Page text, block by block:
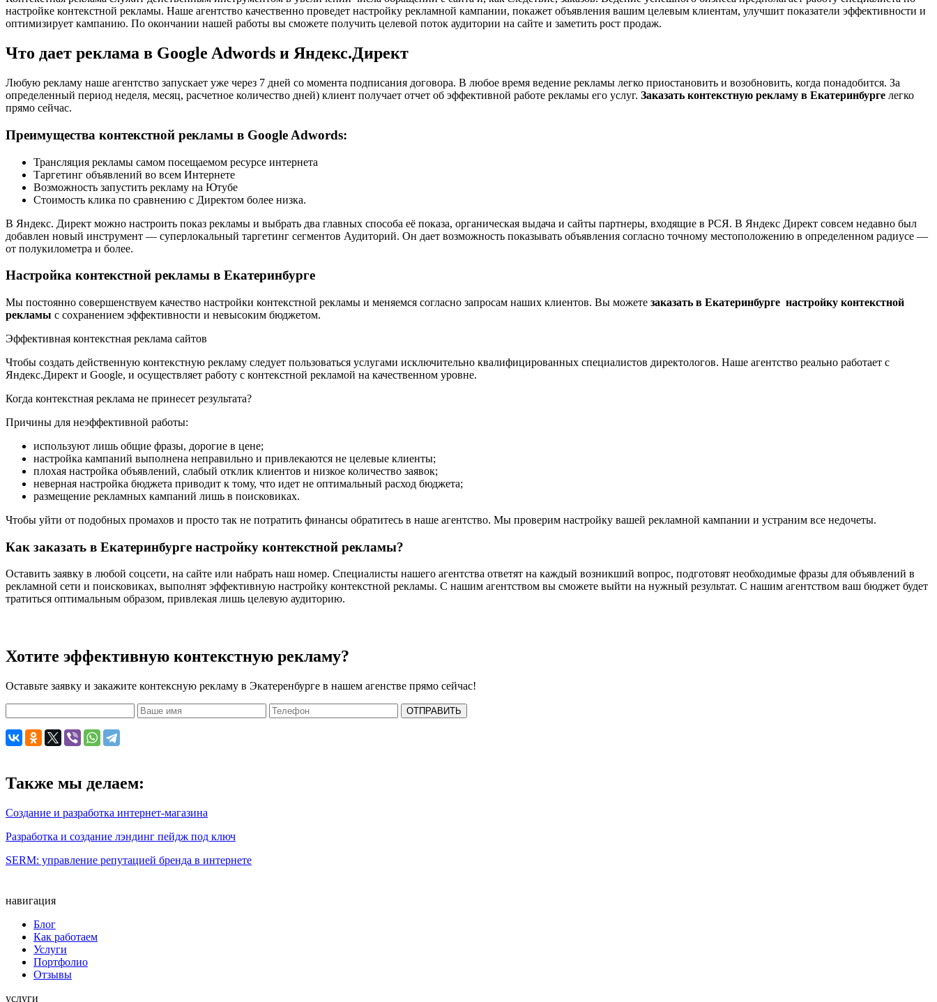
настройке контекстной рекламы. Наше агентство качественно проведет настройку рекламной кампании, покажет объявления вашим целевым клиентам, улучшит показатели эффективности и
оптимизирует кампанию. По окончании нашей работы вы сможете получить целевой поток аудитории на сайте и заметить рост продаж.
Что дает реклама в Google Adwords и Яндекс.Директ
Любую рекламу наше агентство запускает уже через 7 дней со момента подписания договора. В любое время ведение рекламы легко приостановить и возобновить, когда понадобится. За
определенный период неделя, месяц, расчетное количество дней) клиент получает отчет об эффективной работе рекламы его услуг. Заказать контекстную рекламу в Екатеринбурге легко
прямо сейчас.
Преимущества контекстной рекламы в Google Adwords:
Трансляция рекламы самом посещаемом ресурсе интернета
Таргетинг объявлений во всем Интернете
Возможность запустить рекламу на Ютубе
Стоимость клика по сравнению с Директом более низка.
В Яндекс. Директ можно настроить показ рекламы и выбрать два главных способа её показа, органическая выдача и сайты партнеры, входящие в РСЯ. В Яндекс Директ совсем недавно был
добавлен новый инструмент — суперлокальный таргетинг сегментов Аудиторий. Он дает возможность показывать объявления согласно точному местоположению в определенном радиусе —
от полукилометра и более.
Настройка контекстной рекламы в Екатеринбурге
Мы постоянно совершенствуем качество настройки контекстной рекламы и меняемся согласно запросам наших клиентов. Вы можете заказать в Екатеринбурге настройку контекстной
рекламы с сохранением эффективности и невысоким бюджетом.
Эффективная контекстная реклама сайтов
Чтобы создать действенную контекстную рекламу следует пользоваться услугами исключительно квалифицированных специалистов директологов. Наше агентство реально работает с
Яндекс.Директ и Google, и осуществляет работу с контекстной рекламой на качественном уровне.
Когда контекстная реклама не принесет результата?
Причины для неэффективной работы:
используют лишь общие фразы, дорогие в цене;
настройка кампаний выполнена неправильно и привлекаются не целевые клиенты;
плохая настройка объявлений, слабый отклик клиентов и низкое количество заявок;
неверная настройка бюджета приводит к тому, что идет не оптимальный расход бюджета;
размещение рекламных кампаний лишь в поисковиках.
Чтобы уйти от подобных промахов и просто так не потратить финансы обратитесь в наше агентство. Мы проверим настройку вашей рекламной кампании и устраним все недочеты.
Как заказать в Екатеринбурге настройку контекстной рекламы?
Оставить заявку в любой соцсети, на сайте или набрать наш номер. Специалисты нашего агентства ответят на каждый возникший вопрос, подготовят необходимые фразы для объявлений в
рекламной сети и поисковиках, выполнят эффективную настройку контекстной рекламы. С нашим агентством вы сможете выйти на нужный результат. С нашим агентством ваш бюджет будет
тратиться оптимальным образом, привлекая лишь целевую аудиторию.
Хотите эффективную контекстную рекламу?
Оставьте заявку и закажите контексную рекламу в Экатеренбурге в нашем агенстве прямо сейчас!
ОТПРАВИТЬ
Также мы делаем:
Создание и разработка интернет-магазина
Разработка и создание лэндинг пейдж под ключ
SERM: управление репутацией бренда в интернете
навигация
Блог
Как работаем
Услуги
Портфолио
Отзывы
услуги